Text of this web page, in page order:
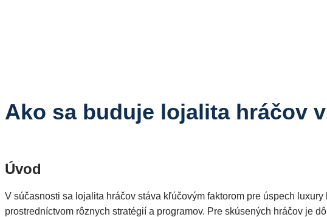
Ako sa buduje lojalita hráčov
Úvod
V súčasnosti sa lojalita hráčov stáva kľúčovým faktorom pre úspech
prostredníctvom rôznych stratégií a programov. Pre skúsených hráčov je